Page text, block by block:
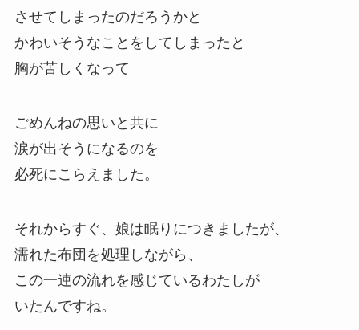
させてしまったのだろうかと
かわいそうなことをしてしまったと
胸が苦しくなって
ごめんねの思いと共に
涙が出そうになるのを
必死にこらえました。
それからすぐ、娘は眠りにつきましたが、
濡れた布団を処理しながら、
この一連の流れを感じているわたしが
いたんですね。